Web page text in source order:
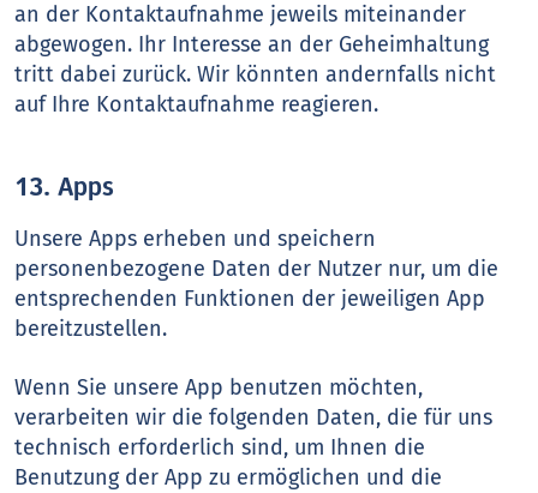
an der Kontaktaufnahme jeweils miteinander
abgewogen. Ihr Interesse an der Geheimhaltung
tritt dabei zurück. Wir könnten andernfalls nicht
auf Ihre Kontaktaufnahme reagieren.
13. Apps
Unsere Apps erheben und speichern
personenbezogene Daten der Nutzer nur, um die
entsprechenden Funktionen der jeweiligen App
bereitzustellen.
Wenn Sie unsere App benutzen möchten,
verarbeiten wir die folgenden Daten, die für uns
technisch erforderlich sind, um Ihnen die
Benutzung der App zu ermöglichen und die